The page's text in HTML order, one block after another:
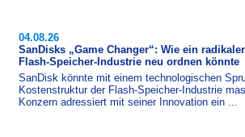
04.08.26
SanDisks „Game Changer“: Wie ein
Flash-Speicher-Industrie neu ordnen könnte
SanDisk könnte mit einem technologischen
Kostenstruktur der Flash-​Speicher-Industrie
Konzern adressiert mit seiner Innovation ein ...